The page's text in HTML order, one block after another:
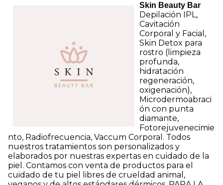
Skin Beauty Bar
Depilación IPL,
Cavitación
Corporal y Facial,
Skin Detox para
rostro (limpieza
profunda,
hidratación
regeneración,
oxigenación),
Microdermoabraci
ón con punta
diamante,
Fotorejuvenecimie
nto, Radiofrecuencia, Vaccum Corporal. Todos
nuestros tratamientos son personalizados y
elaborados por nuestras expertas en cuidado de la
piel. Contamos con venta de productos para el
cuidado de tu piel libres de crueldad animal,